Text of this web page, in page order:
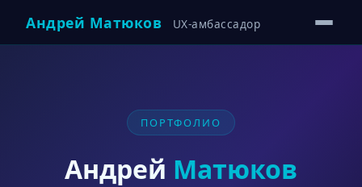
Андрей Матюков UX-амбассадор
ПОРТФОЛИО
Андрей Матюков